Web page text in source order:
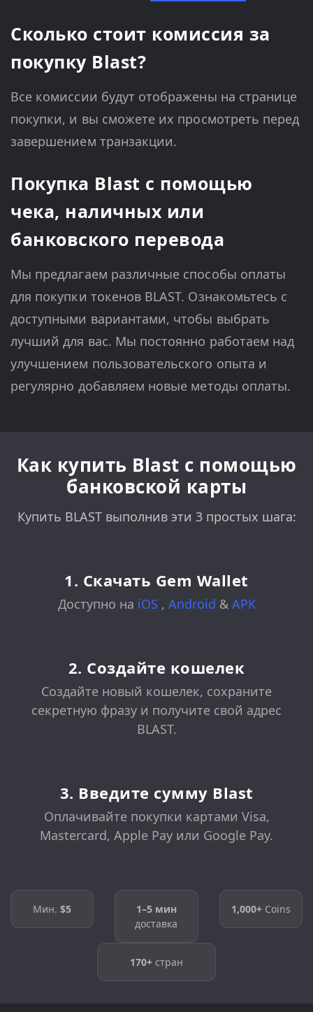
Сколько стоит комиссия за
покупку Blast?
Все комиссии будут отображены на странице
покупки, и вы сможете их просмотреть перед
завершением транзакции.
Покупка Blast с помощью
чека, наличных или
банковского перевода
Мы предлагаем различные способы оплаты
для покупки токенов BLAST. Ознакомьтесь с
доступными вариантами, чтобы выбрать
лучший для вас. Мы постоянно работаем над
улучшением пользовательского опыта и
регулярно добавляем новые методы оплаты.
Как купить Blast с помощью
банковской карты
Купить BLAST выполнив эти 3 простых шага:
1. Скачать Gem Wallet
Доступно на iOS , Android & APK
2. Создайте кошелек
Создайте новый кошелек, сохраните
секретную фразу и получите свой адрес
BLAST.
3. Введите сумму Blast
Оплачивайте покупки картами Visa,
Mastercard, Apple Pay или Google Pay.
Мин.$5
1–5 мин
доставка
1,000+Coins
170+ стран